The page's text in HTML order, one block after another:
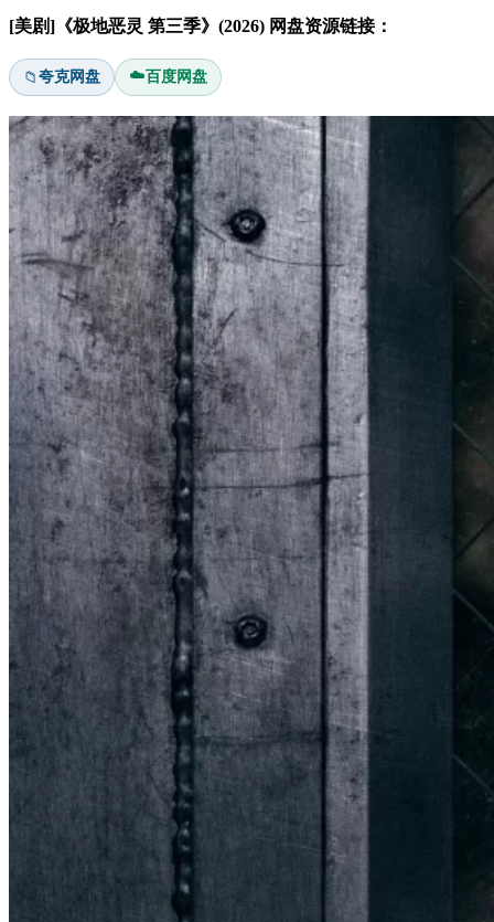
[美剧]《极地恶灵 第三季》(2026) 网盘资源链接：
📁夸克网盘 ☁️百度网盘